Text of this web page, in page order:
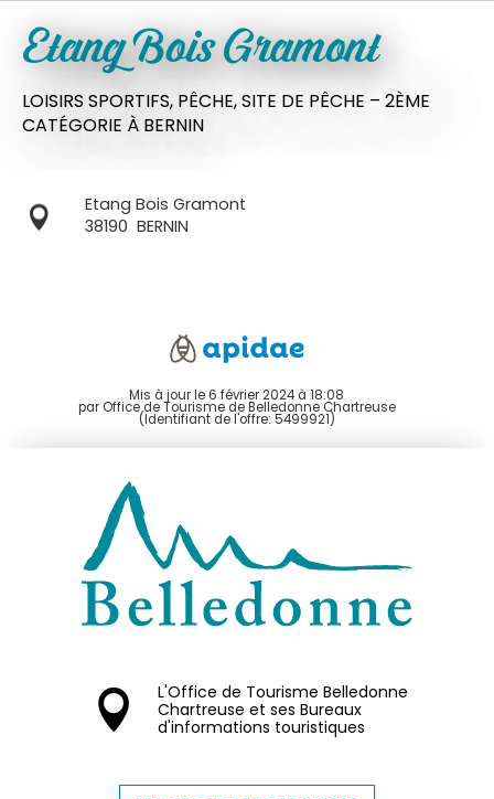
Etang Bois Gramont
LOISIRS SPORTIFS, PÊCHE,SITE DE PÊCHE – 2ÈME
CATÉGORIE À BERNIN
Etang Bois Gramont
38190 BERNIN
Mis à jour le 6 février 2024 à 18:08
par Office de Tourisme de Belledonne Chartreuse
(Identifiant de l'offre: 5499921)
L'Office de Tourisme Belledonne
Chartreuse et ses Bureaux
d'informations touristiques